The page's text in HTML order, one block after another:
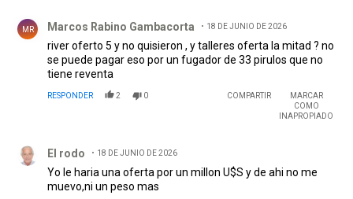
MR Marcos Rabino Gambacorta 18 DE JUNIO DE 2026
river oferto 5 y no quisieron , y talleres oferta la mitad ? no
se puede pagar eso por un fugador de 33 pirulos que no
tiene reventa
RESPONDER 2 0 COMPARTIR
MARCAR
COMO
INAPROPIADO
El rodo 18 DE JUNIO DE 2026
Yo le haria una oferta por un millon U$S y de ahi no me
muevo,ni un peso mas